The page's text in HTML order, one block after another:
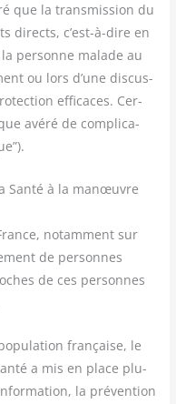
que la trans­mis­sion du
directs, c’est-à-dire en
per­sonne malade au
ou lors d’une dis­cus­
effi­caces. Cer­
avé­ré de com­pli­ca­
Santé à la manœuvre
notam­ment sur
de per­sonnes
de ces per­sonnes
fran­çaise, le
a mis en place plu­
la pré­ven­tion